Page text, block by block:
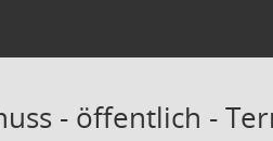
- öffentlich -